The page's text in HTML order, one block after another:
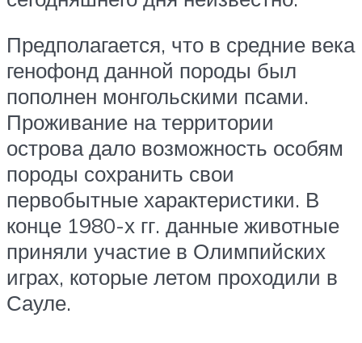
Предполагается, что в средние века
генофонд данной породы был
пополнен монгольскими псами.
Проживание на территории
острова дало возможность особям
породы сохранить свои
первобытные характеристики. В
конце 1980-х гг. данные животные
приняли участие в Олимпийских
играх, которые летом проходили в
Сауле.